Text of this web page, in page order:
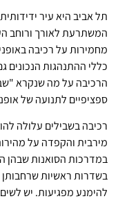
תל אביב היא עיר
המשתרעת לאורך ורוחב
מחמירות על רכיבה
כללי ההתנהגות הנכונים
הרכיבה על מה שנקרא
ספציפיים לתנועה של
רכיבה בשבילים עלולה
מירבית והקפדה על
במדרכות הסואנות שבהן
בשדרות ראשיות
להימנע מפגיעות. יש